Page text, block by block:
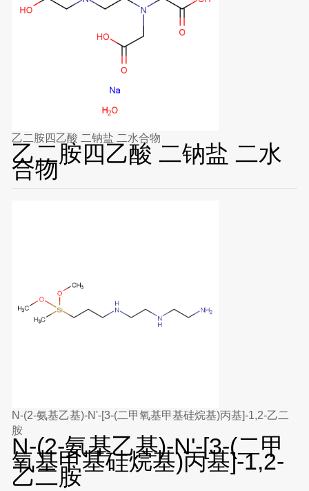
乙二胺四乙酸 二钠盐 二水合物
乙二胺四乙酸 二钠盐 二水
合物
N-(2-氨基乙基)-N'-[3-(二甲氧基甲基硅烷基)丙基]-1,2-乙二
胺
N-(2-氨基乙基)-N'-[3-(二甲
氧基甲基硅烷基)丙基]-1,2-
乙二胺